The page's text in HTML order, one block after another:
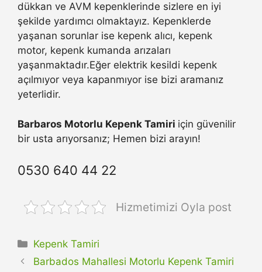
dükkan ve AVM kepenklerinde sizlere en iyi
şekilde yardımcı olmaktayız. Kepenklerde
yaşanan sorunlar ise kepenk alıcı, kepenk
motor, kepenk kumanda arızaları
yaşanmaktadır.Eğer elektrik kesildi kepenk
açılmıyor veya kapanmıyor ise bizi aramanız
yeterlidir.
Barbaros Motorlu Kepenk Tamiri için güvenilir
bir usta arıyorsanız; Hemen bizi arayın!
0530 640 44 22
Hizmetimizi Oyla post
Kategoriler
Kepenk Tamiri
Barbados Mahallesi Motorlu Kepenk Tamiri